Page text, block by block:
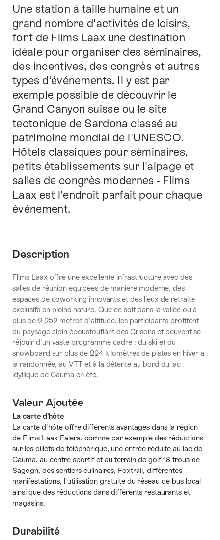
directement
aux
points
forts
sur
page.
Introduction
Une station à taille humaine et un
grand nombre d'activités de loisirs,
font de Flims Laax une destination
idéale pour organiser des séminaires,
des incentives, des congrès et autres
types d’événements. Il y est par
exemple possible de découvrir le
Grand Canyon suisse ou le site
tectonique de Sardona classé au
patrimoine mondial de l'UNESCO.
Hôtels classiques pour séminaires,
petits établissements sur l'alpage et
salles de congrès modernes - Flims
Laax est l'endroit parfait pour chaque
événement.
Description
Flims Laax offre une excellente infrastructure avec des
salles de réunion équipées de manière moderne, des
espaces de coworking innovants et des lieux de retraite
exclusifs en pleine nature. Que ce soit dans la vallée ou à
plus de 2 252 mètres d'altitude, les participants profitent
du paysage alpin époustouflant des Grisons et peuvent se
réjouir d'un vaste programme cadre : du ski et du
snowboard sur plus de 224 kilomètres de pistes en hiver à
la randonnée, au VTT et à la détente au bord du lac
idyllique de Cauma en été.
Valeur Ajoutée
La carte d’hôte
La carte d'hôte offre différents avantages dans la région
de Flims Laax Falera, comme par exemple des réductions
sur les billets de téléphérique, une entrée réduite au lac de
Cauma, au centre sportif et au terrain de golf 18 trous de
Sagogn, des sentiers culinaires, Foxtrail, différentes
manifestations, l'utilisation gratuite du réseau de bus local
ainsi que des réductions dans différents restaurants et
magasins.
Durabilité